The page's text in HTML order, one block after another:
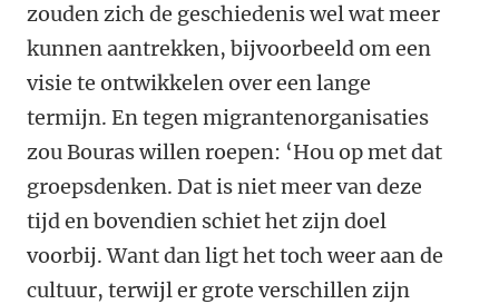
zouden zich de geschiedenis wel wat meer
kunnen aantrekken, bijvoorbeeld om een
visie te ontwikkelen over een lange
termijn. En tegen migrantenorganisaties
zou Bouras willen roepen: ‘Hou op met dat
groepsdenken. Dat is niet meer van deze
tijd en bovendien schiet het zijn doel
voorbij. Want dan ligt het toch weer aan de
cultuur, terwijl er grote verschillen zijn